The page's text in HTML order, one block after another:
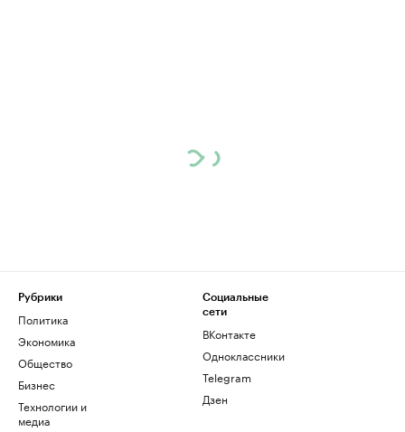
Рубрики
Политика
Экономика
Общество
Бизнес
Технологии и
медиа
Социальные
сети
ВКонтакте
Одноклассники
Telegram
Дзен